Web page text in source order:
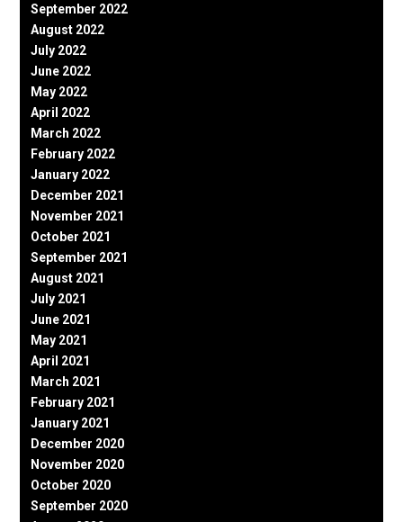
September 2022
August 2022
July 2022
June 2022
May 2022
April 2022
March 2022
February 2022
January 2022
December 2021
November 2021
October 2021
September 2021
August 2021
July 2021
June 2021
May 2021
April 2021
March 2021
February 2021
January 2021
December 2020
November 2020
October 2020
September 2020